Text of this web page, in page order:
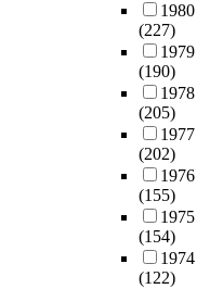
1980
(227)
1979
(190)
1978
(205)
1977
(202)
1976
(155)
1975
(154)
1974
(122)